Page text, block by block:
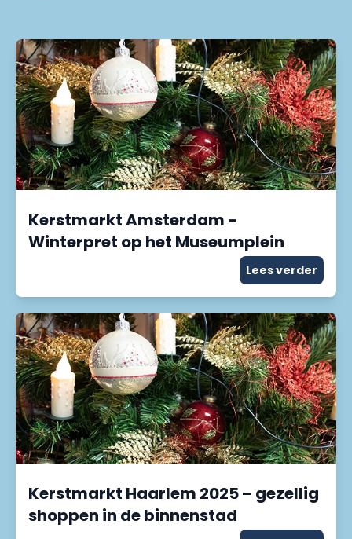
Kerstmarkt Amsterdam -
Winterpret op het Museumplein
Lees verder
Kerstmarkt Haarlem 2025 – gezellig
shoppen in de binnenstad